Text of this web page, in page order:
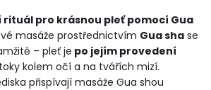
pro krásnou pleť pomocí Gua
masáže prostřednictvím Gua sha se
– pleť je po jejím provedení
kolem očí a na tvářích mizí.
přispívají masáže Gua shou